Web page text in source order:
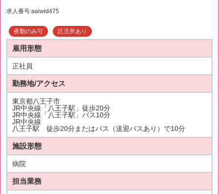
求人番号:aaiwid475
夜勤のみ可 託児所あり
雇用形態
正社員
勤務地/アクセス
東京都八王子市
JR中央線「八王子駅」徒歩20分
JR中央線「八王子駅」バス10分
JR中央線
八王子駅 徒歩20分またはバス（送迎バスあり）で10分
施設形態
病院
担当業務